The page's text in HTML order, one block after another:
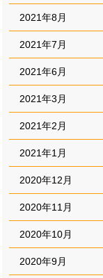
2021年8月
2021年7月
2021年6月
2021年3月
2021年2月
2021年1月
2020年12月
2020年11月
2020年10月
2020年9月